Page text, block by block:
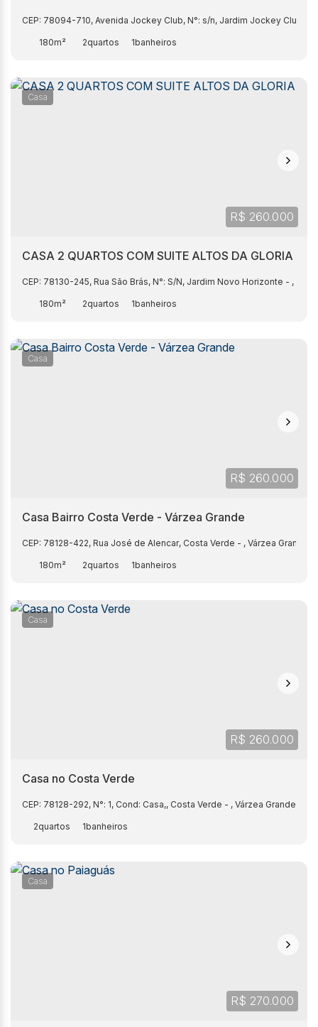
CEP: 78094-710, Avenida Jockey Club, N°: s/n, Jardim Jockey Club
2 1
180m²
Casa
R$ 260.000
CASA 2 QUARTOS COM SUITE ALTOS DA GLORIA
CEP: 78130-245, Rua São Brás, N°: S/N, Jardim Novo Horizonte ,
2 1
180m²
Casa
R$ 260.000
Casa Bairro Costa Verde - Várzea Grande
CEP: 78128-422, Rua José de Alencar, Costa Verde , Várzea Grande
2 1
180m²
Casa
R$ 260.000
Casa no Costa Verde
CEP: 78128-292, N°: 1, Cond: Casa,, Costa Verde , Várzea Grande
2 1
Casa
R$ 270.000